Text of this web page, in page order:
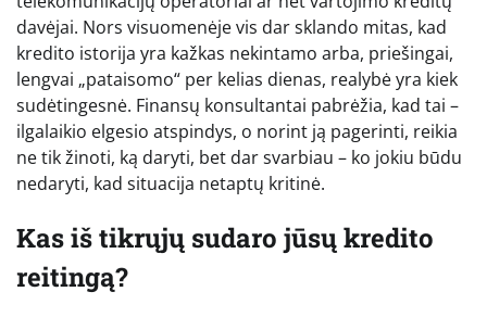
davėjai. Nors visuomenėje vis dar sklando mitas, kad
kredito istorija yra kažkas nekintamo arba, priešingai,
lengvai „pataisomo“ per kelias dienas, realybė yra kiek
sudėtingesnė. Finansų konsultantai pabrėžia, kad tai –
ilgalaikio elgesio atspindys, o norint ją pagerinti, reikia
ne tik žinoti, ką daryti, bet dar svarbiau – ko jokiu būdu
nedaryti, kad situacija netaptų kritinė.
Kas iš tikrųjų sudaro jūsų kredito
reitingą?